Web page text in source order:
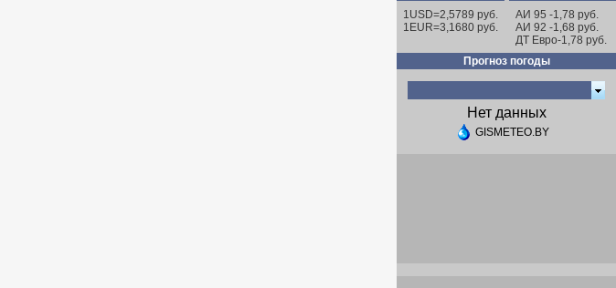
1USD=2,5789 руб.
1EUR=3,1680 руб.
АИ 95 -1,78 руб.
АИ 92 -1,68 руб.
ДТ Евро-1,78 руб.
Прогноз погоды
Нет данных
GISMETEO.BY